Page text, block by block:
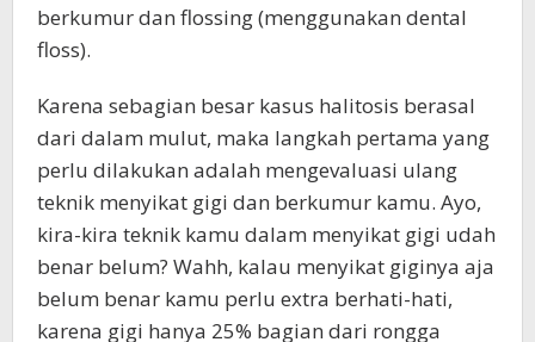
berkumur dan flossing (menggunakan dental
floss).
Karena sebagian besar kasus halitosis berasal
dari dalam mulut, maka langkah pertama yang
perlu dilakukan adalah mengevaluasi ulang
teknik menyikat gigi dan berkumur kamu. Ayo,
kira-kira teknik kamu dalam menyikat gigi udah
benar belum? Wahh, kalau menyikat giginya aja
belum benar kamu perlu extra berhati-hati,
karena gigi hanya 25% bagian dari rongga